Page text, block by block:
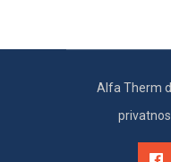
Alfa Therm